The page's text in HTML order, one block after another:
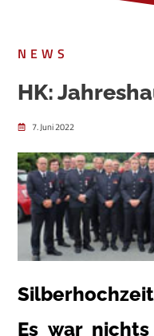
NEWS
HK:
7. Juni 2022
Es war